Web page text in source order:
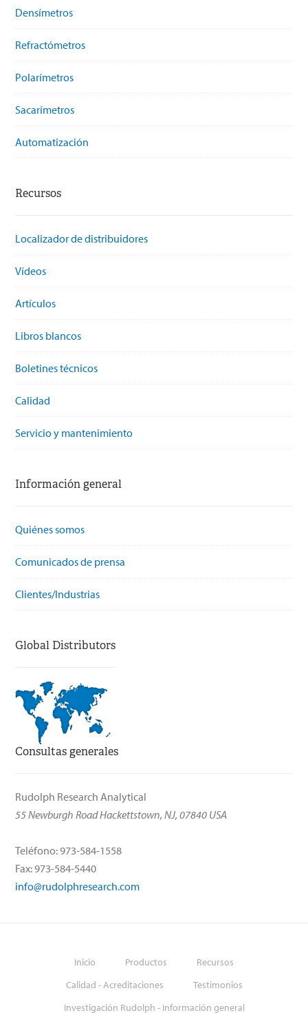
Densímetros
Refractómetros
Polarímetros
Sacarímetros
Automatización
Recursos
Localizador de distribuidores
Vídeos
Artículos
Libros blancos
Boletines técnicos
Calidad
Servicio y mantenimiento
Información general
Quiénes somos
Comunicados de prensa
Clientes/Industrias
Global Distributors
Consultas generales
Rudolph Research Analytical
55 Newburgh Road Hackettstown, NJ, 07840 USA
Teléfono: 973-584-1558
Fax: 973-584-5440
info@rudolphresearch.com
Inicio Productos
Recursos
Calidad - Acreditaciones
Testimonios
Investigación Rudolph - Información general